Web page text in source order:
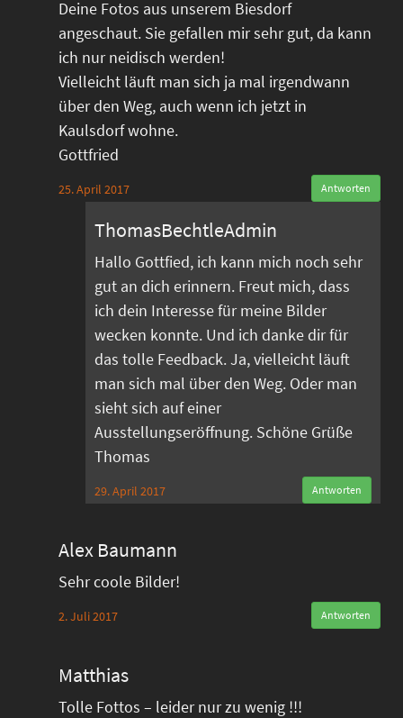
Deine Fotos aus unserem Biesdorf
angeschaut. Sie gefallen mir sehr gut, da kann
ich nur neidisch werden!
Vielleicht läuft man sich ja mal irgendwann
über den Weg, auch wenn ich jetzt in
Kaulsdorf wohne.
Gottfried
25. April 2017 Antworten
ThomasBechtleAdmin
Hallo Gottfied, ich kann mich noch sehr
gut an dich erinnern. Freut mich, dass
ich dein Interesse für meine Bilder
wecken konnte. Und ich danke dir für
das tolle Feedback. Ja, vielleicht läuft
man sich mal über den Weg. Oder man
sieht sich auf einer
Ausstellungseröffnung. Schöne Grüße
Thomas
29. April 2017 Antworten
Alex Baumann
Sehr coole Bilder!
2. Juli 2017 Antworten
Matthias
Tolle Fottos – leider nur zu wenig !!!